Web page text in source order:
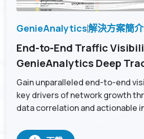
GenieAnalytics解決方案簡介
End-to-End Traffic
GenieAnalytics Deep
Gain unparalleled end-to-end
key drivers of network growth
data correlation and actionable